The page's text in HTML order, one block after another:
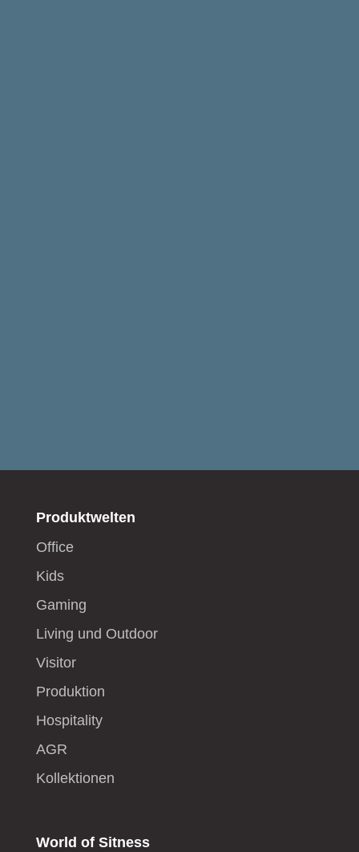
Produktwelten
Office
Kids
Gaming
Living und Outdoor
Visitor
Produktion
Hospitality
AGR
Kollektionen
World of Sitness